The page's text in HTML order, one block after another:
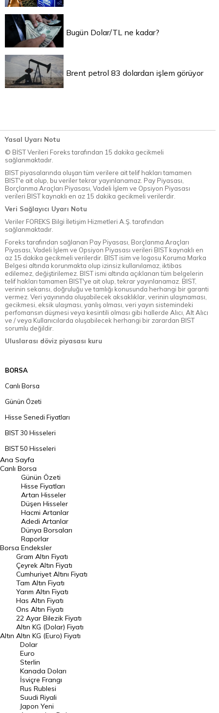
Bugün Dolar/TL ne kadar?
Brent petrol 83 dolardan işlem görüyor
Yasal Uyarı Notu
© BİST Verileri Foreks tarafından 15 dakika gecikmeli
sağlanmaktadır.
BIST piyasalarında oluşan tüm verilere ait telif hakları tamamen
BIST'e ait olup, bu veriler tekrar yayınlanamaz. Pay Piyasası,
Borçlanma Araçları Piyasası, Vadeli İşlem ve Opsiyon Piyasası
verileri BIST kaynaklı en az 15 dakika gecikmeli verilerdir.
Veri Sağlayıcı Uyarı Notu
Veriler FOREKS Bilgi İletişim Hizmetleri A.Ş. tarafından
sağlanmaktadır.
Foreks tarafından sağlanan Pay Piyasası, Borçlanma Araçları
Piyasası, Vadeli İşlem ve Opsiyon Piyasası verileri BIST kaynaklı en
az 15 dakika gecikmeli verilerdir. BIST isim ve logosu Koruma Marka
Belgesi altında korunmakta olup izinsiz kullanılamaz, iktibas
edilemez, değiştirilemez. BIST ismi altında açıklanan tüm belgelerin
telif hakları tamamen BIST'ye ait olup, tekrar yayınlanamaz. BIST,
verinin sekansı, doğruluğu ve tamlığı konusunda herhangi bir garanti
vermez. Veri yayınında oluşabilecek aksaklıklar, verinin ulaşmaması,
gecikmesi, eksik ulaşması, yanlış olması, veri yayın sistemindeki
perfomansın düşmesi veya kesintili olması gibi hallerde Alıcı, Alt Alıcı
ve / veya Kullanıcılarda oluşabilecek herhangi bir zarardan BIST
sorumlu değildir.
Uluslarası döviz piyasası kuru
BORSA
Canlı Borsa
Günün Özeti
Hisse Senedi Fiyatları
BIST 30 Hisseleri
BIST 50 Hisseleri
BIST 100 Hisseleri
En Çok Artan Hisseler
En Çok Düşen Hisseler
Hacmi Artanlar
Geçmiş Kapanışlar
Dünya Borsaları
Raporlar
Endeksler
DÖVİZ
Döviz Kuru
Dolar Kuru
Euro Kuru
Pound Kuru
Frank Kuru
Riyal Kuru
Avustralya Doları
Ana Sayfa
Canlı Borsa
Borsa
Günün Özeti
Hisse Fiyatları
Artan Hisseler
Düşen Hisseler
Hacmi Artanlar
Adedi Artanlar
Dünya Borsaları
Raporlar
Endeksler
Altın
Gram Altın Fiyatı
Çeyrek Altın Fiyatı
Cumhuriyet Altını Fiyatı
Tam Altın Fiyatı
Yarım Altın Fiyatı
Has Altın Fiyatı
Ons Altın Fiyatı
22 Ayar Bilezik Fiyatı
Altın KG (Dolar) Fiyatı
Altın KG (Euro) Fiyatı
Dolar
Euro
Sterlin
Kanada Doları
İsviçre Frangı
Rus Rublesi
Suudi Riyali
Japon Yeni